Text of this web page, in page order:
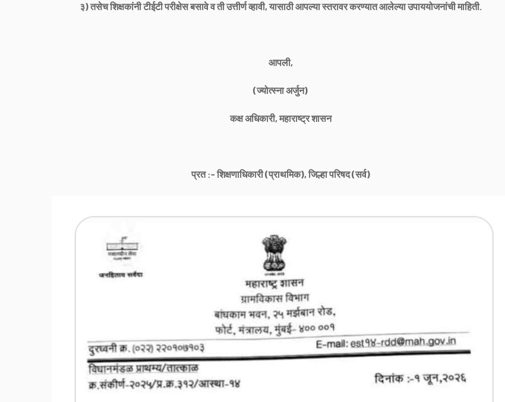
३) तसेच शिक्षकांनी टीईटी परीक्षेस बसावे व ती उत्तीर्ण व्हावी, यासाठी आपल्या स्तरावर करण्यात आलेल्या उपाययोजनांची माहिती.
आपली,
(ज्योत्स्ना अर्जुन)
कक्ष अधिकारी, महाराष्ट्र शासन
प्रत :- शिक्षणाधिकारी (प्राथमिक), जिल्हा परिषद (सर्व)